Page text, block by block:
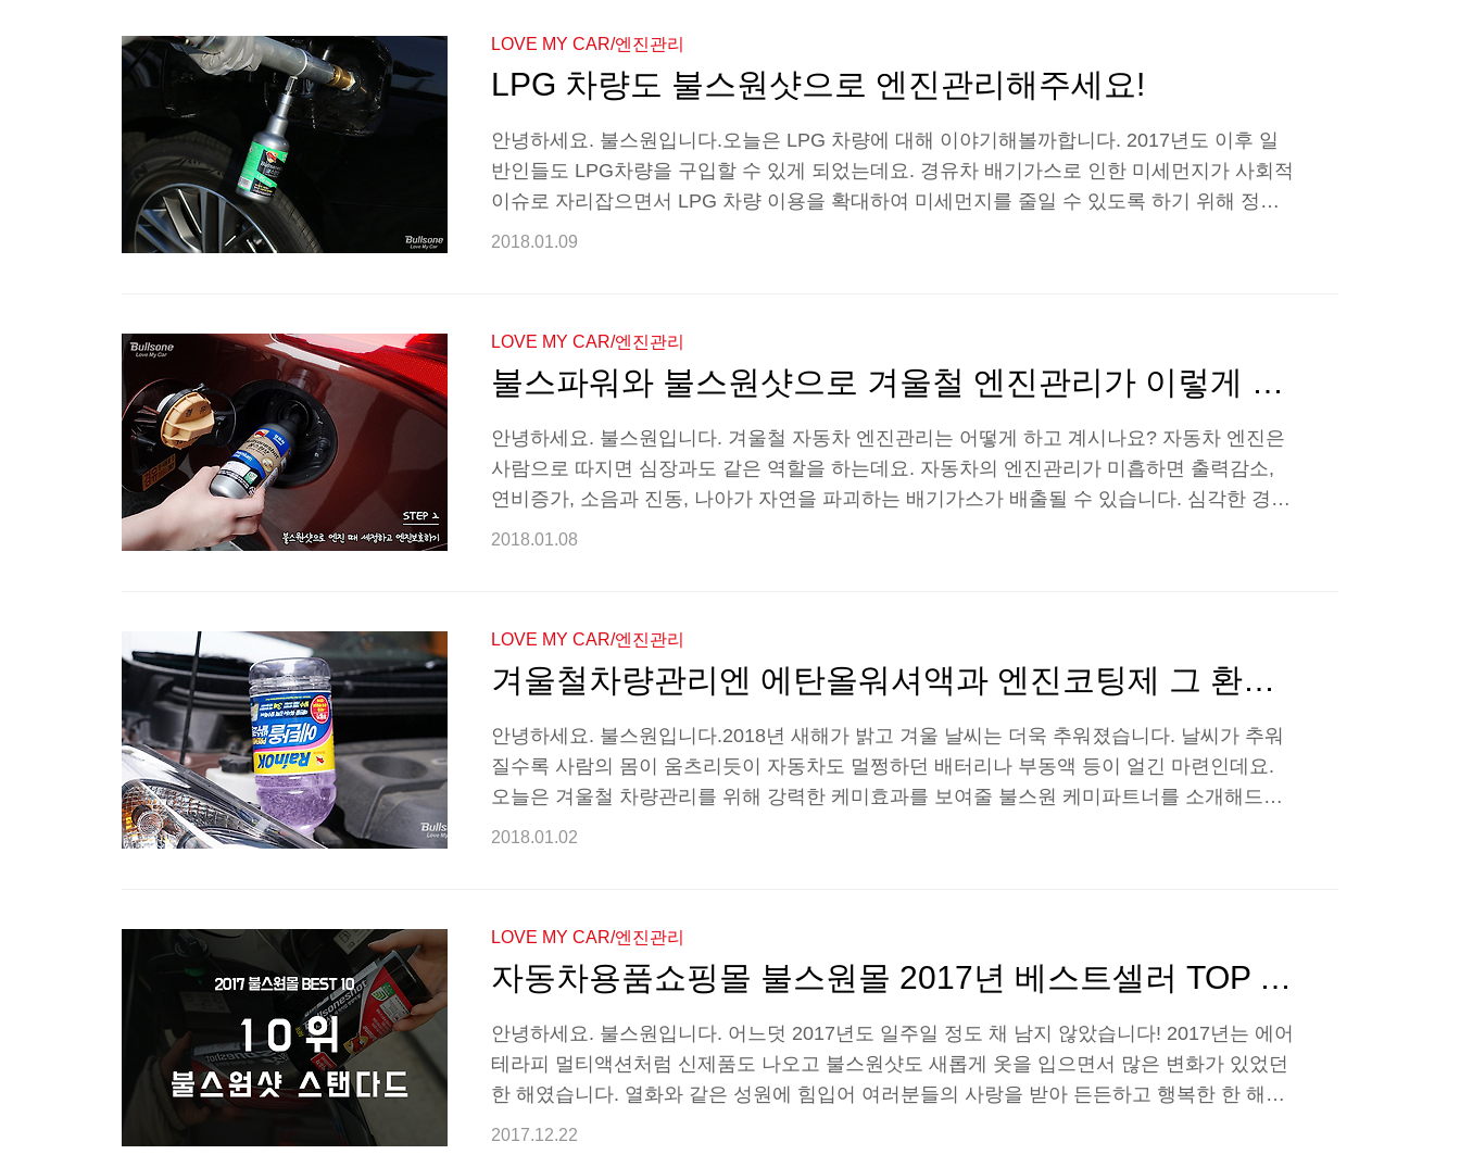
원과 함께 자동차를 운행하며 배기가스를 줄이는 방법에 대해 알아보도록 하겠습니다. * 불스
원..
LOVE MY CAR/엔진관리
LPG 차량도 불스원샷으로 엔진관리해주세요!
안녕하세요. 불스원입니다.오늘은 LPG 차량에 대해 이야기해볼까합니다. 2017년도 이후 일
반인들도 LPG차량을 구입할 수 있게 되었는데요. 경유차 배기가스로 인한 미세먼지가 사회적
이슈로 자리잡으면서 LPG 차량 이용을 확대하여 미세먼지를 줄일 수 있도록 하기 위해 정부
차원에서 규제를 완화하게 된 것입니다. 이렇듯 LPG 차량 규제 완화가 되면서 주변에서 쉽게
운 겨울철이 되면 온도가 낮은 환경에서의 시동 문제가 발생하거나, 연비..
2018.01.09
LOVE MY CAR/엔진관리
불스파워와 불스원샷으로 겨울철 엔진관리가 이렇게 쉽습니다.
안녕하세요. 불스원입니다. 겨울철 자동차 엔진관리는 어떻게 하고 계시나요? 자동차 엔진은
사람으로 따지면 심장과도 같은 역할을 하는데요. 자동차의 엔진관리가 미흡하면 출력감소,
연비증가, 소음과 진동, 나아가 자연을 파괴하는 배기가스가 배출될 수 있습니다. 심각한 경우
에는 엔진이 고장나는 경우도 발생할 수 있는데요. 이토록 중요한 엔진관리는 생각보다 쉽게
부위에 도달하기까지 7초의 시간이 소요되는데요. 이것을 드라이 스타트(Dr..
2018.01.08
LOVE MY CAR/엔진관리
겨울철차량관리엔 에탄올워셔액과 엔진코팅제 그 환상의 케미!
안녕하세요. 불스원입니다.2018년 새해가 밝고 겨울 날씨는 더욱 추워졌습니다. 날씨가 추워
질수록 사람의 몸이 움츠리듯이 자동차도 멀쩡하던 배터리나 부동액 등이 얼긴 마련인데요.
오늘은 겨울철 차량관리를 위해 강력한 케미효과를 보여줄 불스원 케미파트너를 소개해드리
고자 합니다. 아직 자동차 월동준비를 못 하신 분들을 위한 불스원 케미지침서! 지금 시작합니
한 에탄올 워셔액과 엔진코팅제는 자동차의 따뜻한 겨울나기가 될 수 있도록 도와줍니다. 엔
진룸이라는 ..
2018.01.02
LOVE MY CAR/엔진관리
자동차용품쇼핑몰 불스원몰 2017년 베스트셀러 TOP 10 - PART 1
안녕하세요. 불스원입니다. 어느덧 2017년도 일주일 정도 채 남지 않았습니다! 2017년는 에어
테라피 멀티액션처럼 신제품도 나오고 불스원샷도 새롭게 옷을 입으면서 많은 변화가 있었던
한 해였습니다. 열화와 같은 성원에 힘입어 여러분들의 사랑을 받아 든든하고 행복한 한 해이
기도 했습니다. 감사의 말씀을 드리며 오늘은 불스원몰에서 가장 인기 많았던 제품들을 소개
2017.12.22